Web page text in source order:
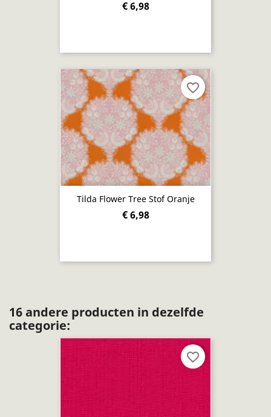
€ 6,98
Tilda Flower Tree Stof Oranje
€ 6,98
favorite_border
16 andere producten in dezelfde
categorie:
favorite_border